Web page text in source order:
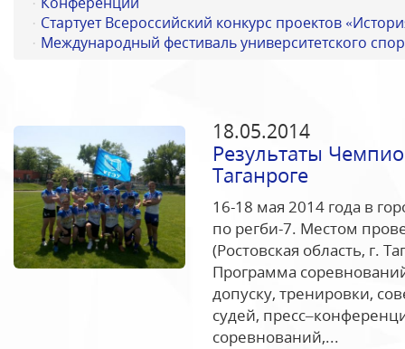
Стартует Всероссийский конкурс проектов
Международный фестиваль университетского
18.05.2014
Результаты
Таганроге
16-18 мая 2014 года в
по регби-7. Местом
(Ростовская область, г.
Программа
допуску, тренировки,
судей,
соревнований,...